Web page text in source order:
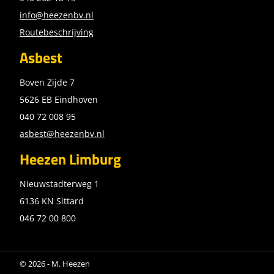
info@heezenbv.nl
Routebeschrijving
Asbest
Boven Zijde 7
5626 EB Eindhoven
040 72 008 95
asbest@heezenbv.nl
Heezen Limburg
Nieuwstadterweg 1
6136 KN Sittard
046 72 00 800
© 2026 - M. Heezen